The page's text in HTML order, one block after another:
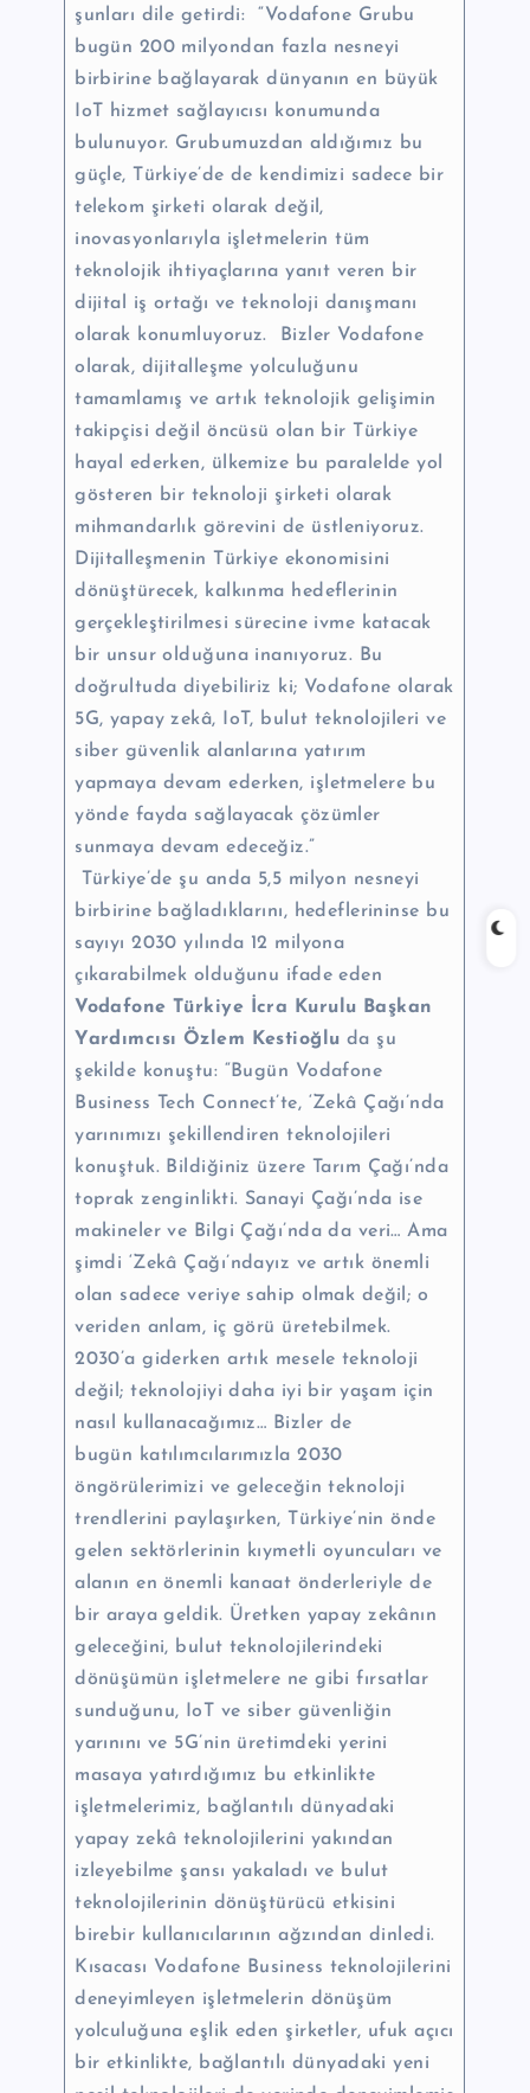
şunları dile getirdi:
“Vodafone Grubu
bugün 200 milyondan fazla nesneyi
birbirine bağlayarak dünyanın en büyük
IoT hizmet sağlayıcısı konumunda
bulunuyor. Grubumuzdan aldığımız bu
güçle, Türkiye’de de kendimizi sadece bir
telekom şirketi olarak değil,
inovasyonlarıyla işletmelerin tüm
teknolojik ihtiyaçlarına yanıt veren bir
dijital iş ortağı ve teknoloji danışmanı
olarak konumluyoruz. Bizler Vodafone
olarak, dijitalleşme yolculuğunu
tamamlamış ve artık teknolojik gelişimin
takipçisi değil öncüsü olan bir Türkiye
hayal ederken, ülkemize bu paralelde yol
gösteren bir teknoloji şirketi olarak
mihmandarlık görevini de üstleniyoruz.
Dijitalleşmenin Türkiye ekonomisini
dönüştürecek, kalkınma hedeflerinin
gerçekleştirilmesi sürecine ivme katacak
bir unsur olduğuna inanıyoruz. Bu
doğrultuda diyebiliriz ki; Vodafone olarak
5G, yapay zekâ, IoT, bulut teknolojileri ve
siber güvenlik alanlarına yatırım
yapmaya devam ederken, işletmelere bu
yönde fayda sağlayacak çözümler
sunmaya devam edeceğiz.”
Türkiye’de şu anda 5,5 milyon nesneyi
birbirine bağladıklarını, hedeflerininse bu
sayıyı 2030 yılında 12 milyona
çıkarabilmek olduğunu ifade eden
Vodafone Türkiye İcra Kurulu Başkan
Yardımcısı Özlem Kestioğlu da şu
şekilde konuştu: “Bugün Vodafone
Business Tech Connect’te, ‘Zekâ Çağı’nda
yarınımızı şekillendiren teknolojileri
konuştuk. Bildiğiniz üzere Tarım Çağı’nda
toprak zenginlikti. Sanayi Çağı’nda ise
makineler ve Bilgi Çağı’nda da veri… Ama
şimdi ‘Zekâ Çağı’ndayız ve artık önemli
olan sadece veriye sahip olmak değil; o
veriden anlam, iç görü üretebilmek.
2030’a giderken artık mesele teknoloji
değil; teknolojiyi daha iyi bir yaşam için
nasıl kullanacağımız… Bizler de
bugün katılımcılarımızla 2030
öngörülerimizi ve geleceğin teknoloji
trendlerini paylaşırken, Türkiye’nin önde
gelen sektörlerinin kıymetli oyuncuları ve
alanın en önemli kanaat önderleriyle de
bir araya geldik. Üretken yapay zekânın
geleceğini, bulut teknolojilerindeki
dönüşümün işletmelere ne gibi fırsatlar
sunduğunu, IoT ve siber güvenliğin
yarınını ve 5G’nin üretimdeki yerini
masaya yatırdığımız bu etkinlikte
işletmelerimiz, bağlantılı dünyadaki
yapay zekâ teknolojilerini yakından
izleyebilme şansı yakaladı ve bulut
teknolojilerinin dönüştürücü etkisini
birebir kullanıcılarının ağzından dinledi.
Kısacası Vodafone Business teknolojilerini
deneyimleyen işletmelerin dönüşüm
yolculuğuna eşlik eden şirketler, ufuk açıcı
bir etkinlikte, bağlantılı dünyadaki yeni